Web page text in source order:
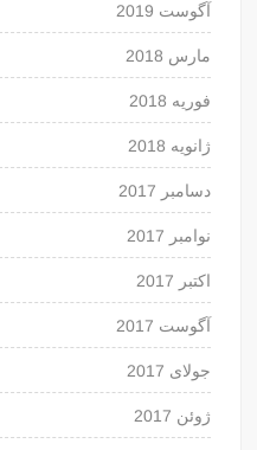
آگوست 2019
مارس 2018
فوریه 2018
ژانویه 2018
دسامبر 2017
نوامبر 2017
اکتبر 2017
آگوست 2017
جولای 2017
ژوئن 2017